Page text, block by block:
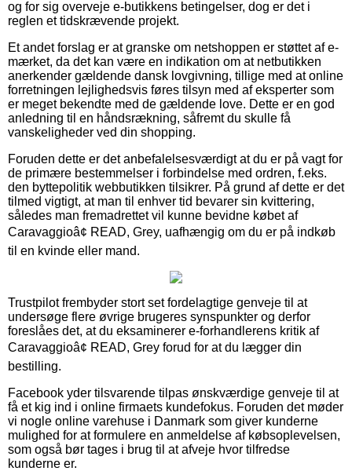
og for sig overveje e-butikkens betingelser, dog er det i
reglen et tidskrævende projekt.
Et andet forslag er at granske om netshoppen er støttet af e-
mærket, da det kan være en indikation om at netbutikken
anerkender gældende dansk lovgivning, tillige med at online
forretningen lejlighedsvis føres tilsyn med af eksperter som
er meget bekendte med de gældende love. Dette er en god
anledning til en håndsrækning, såfremt du skulle få
vanskeligheder ved din shopping.
Foruden dette er det anbefalelsesværdigt at du er på vagt for
de primære bestemmelser i forbindelse med ordren, f.eks.
den byttepolitik webbutikken tilsikrer. På grund af dette er det
tilmed vigtigt, at man til enhver tid bevarer sin kvittering,
således man fremadrettet vil kunne bevidne købet af
Caravaggioâ¢ READ, Grey, uafhængig om du er på indkøb
til en kvinde eller mand.
Trustpilot frembyder stort set fordelagtige genveje til at
undersøge flere øvrige brugeres synspunkter og derfor
foreslåes det, at du eksaminerer e-forhandlerens kritik af
Caravaggioâ¢ READ, Grey forud for at du lægger din
bestilling.
Facebook yder tilsvarende tilpas ønskværdige genveje til at
få et kig ind i online firmaets kundefokus. Foruden det møder
vi nogle online varehuse i Danmark som giver kunderne
mulighed for at formulere en anmeldelse af købsoplevelsen,
som også bør tages i brug til at afveje hvor tilfredse
kunderne er.